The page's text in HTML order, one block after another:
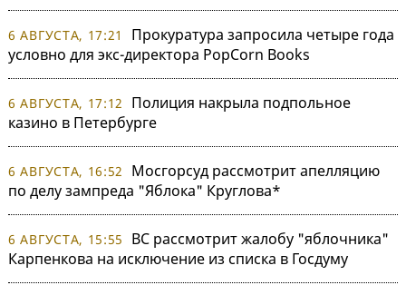
6 АВГУСТА, 17:21
Прокуратура запросила четыре года
условно для экс-директора PopCorn Books
6 АВГУСТА, 17:12
Полиция накрыла подпольное
казино в Петербурге
6 АВГУСТА, 16:52
Мосгорсуд рассмотрит апелляцию
по делу зампреда "Яблока" Круглова*
6 АВГУСТА, 15:55
ВС рассмотрит жалобу "яблочника"
Карпенкова на исключение из списка в Госдуму